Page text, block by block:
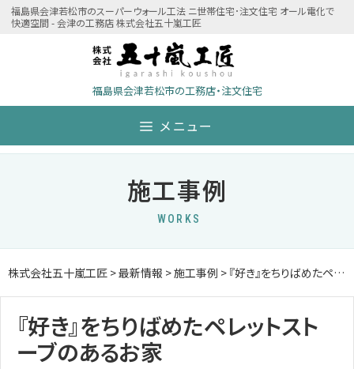
Skip福島県会津若松市のスーパーウォール工法 ニ世帯住宅･注文住宅 オール電化で
快適空間 - 会津の工務店 株式会社五十嵐工匠
福島県会津若松市の工務店・注文住宅
メニュー
施工事例
WORKS
株式会社五十嵐工匠 >最新情報 >施工事例 > 『好き』をちりばめたペレットストーブのあるお家
『好き』をちりばめたペレットスト
ーブのあるお家